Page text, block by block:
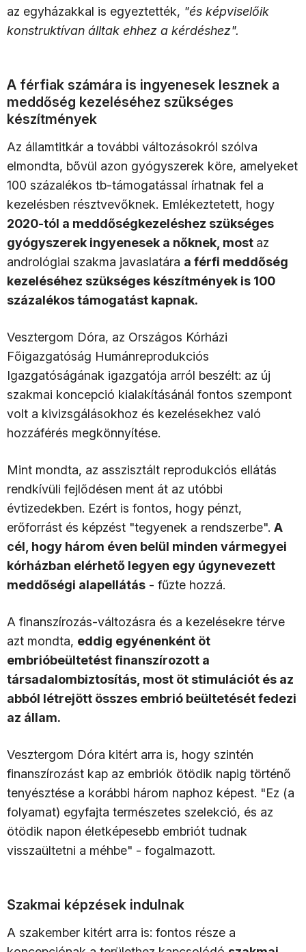
az egyházakkal is egyeztették, "és képviselőik
konstruktívan álltak ehhez a kérdéshez".
A férfiak számára is ingyenesek lesznek a
meddőség kezeléséhez szükséges
készítmények
Az államtitkár a további változásokról szólva
elmondta, bővül azon gyógyszerek köre, amelyeket
100 százalékos tb-támogatással írhatnak fel a
kezelésben résztvevőknek. Emlékeztetett, hogy
2020-tól a meddőségkezeléshez szükséges
gyógyszerek ingyenesek a nőknek, most az
andrológiai szakma javaslatára a férfi meddőség
kezeléséhez szükséges készítmények is 100
százalékos támogatást kapnak.
Vesztergom Dóra, az Országos Kórházi
Főigazgatóság Humánreprodukciós
Igazgatóságának igazgatója arról beszélt: az új
szakmai koncepció kialakításánál fontos szempont
volt a kivizsgálásokhoz és kezelésekhez való
hozzáférés megkönnyítése.
Mint mondta, az asszisztált reprodukciós ellátás
rendkívüli fejlődésen ment át az utóbbi
évtizedekben. Ezért is fontos, hogy pénzt,
erőforrást és képzést "tegyenek a rendszerbe". A
cél, hogy három éven belül minden vármegyei
kórházban elérhető legyen egy úgynevezett
meddőségi alapellátás - fűzte hozzá.
A finanszírozás-változásra és a kezelésekre térve
azt mondta, eddig egyénenként öt
embrióbeültetést finanszírozott a
társadalombiztosítás, most öt stimulációt és az
abból létrejött összes embrió beültetését fedezi
az állam.
Vesztergom Dóra kitért arra is, hogy szintén
finanszírozást kap az embriók ötödik napig történő
tenyésztése a korábbi három naphoz képest. "Ez (a
folyamat) egyfajta természetes szelekció, és az
ötödik napon életképesebb embriót tudnak
visszaültetni a méhbe" - fogalmazott.
Szakmai képzések indulnak
A szakember kitért arra is: fontos része a